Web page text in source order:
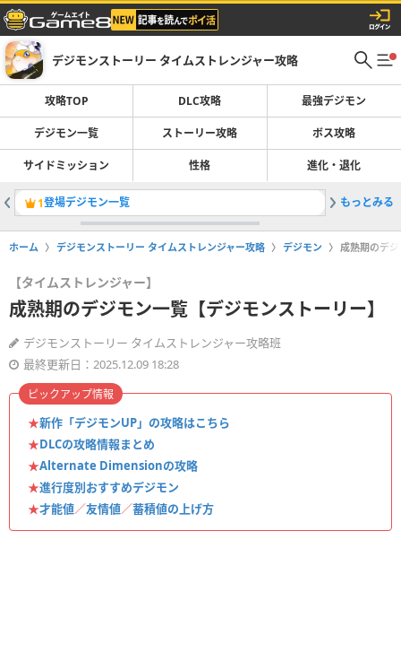
デジモンストーリー タイムストレンジャー攻略
攻略TOP DLC攻略 最強デジモン
デジモン一覧 ストーリー攻略 ボス攻略
サイドミッション 性格 進化・退化
1登場デジモン一覧 2ストー
もっとみる
ホーム デジモンストーリー タイムストレンジャー攻略 デジモン 成熟期のデ
【タイムストレンジャー】
成熟期のデジモン一覧【デジモンストーリー】
デジモンストーリー タイムストレンジャー攻略班
最終更新日：2025.12.09 18:28
★新作「デジモンUP」の攻略はこちら
★DLCの攻略情報まとめ
★Alternate Dimensionの攻略
★進行度別おすすめデジモン
★才能値／友情値／蓄積値の上げ方
ピックアップ情報